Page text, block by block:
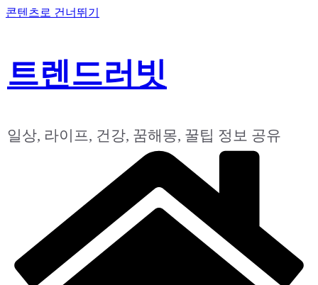
콘텐츠로 건너뛰기
트렌드러빗
일상, 라이프, 건강, 꿈해몽, 꿀팁 정보 공유